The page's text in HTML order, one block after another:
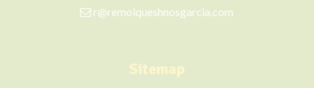
r@remolqueshnosgarcia.com
Sitemap